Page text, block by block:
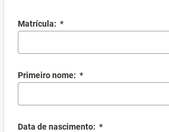
Matrícula: *
Primeiro nome: *
Data de nascimento: *